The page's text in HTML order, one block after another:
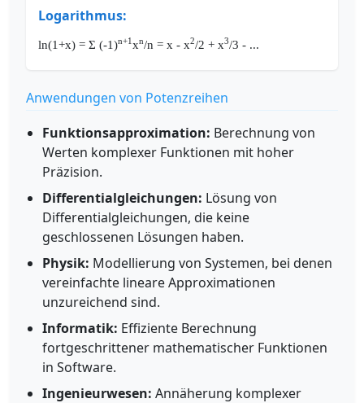
Logarithmus:
ln(1+x) = Σ (-1)n+1 xn/n = x - x2/2 + x3/3 - ...
Anwendungen von Potenzreihen
Funktionsapproximation: Berechnung von
Werten komplexer Funktionen mit hoher
Präzision.
Differentialgleichungen: Lösung von
Differentialgleichungen, die keine
geschlossenen Lösungen haben.
Physik: Modellierung von Systemen, bei denen
vereinfachte lineare Approximationen
unzureichend sind.
Informatik: Effiziente Berechnung
fortgeschrittener mathematischer Funktionen
in Software.
Ingenieurwesen: Annäherung komplexer